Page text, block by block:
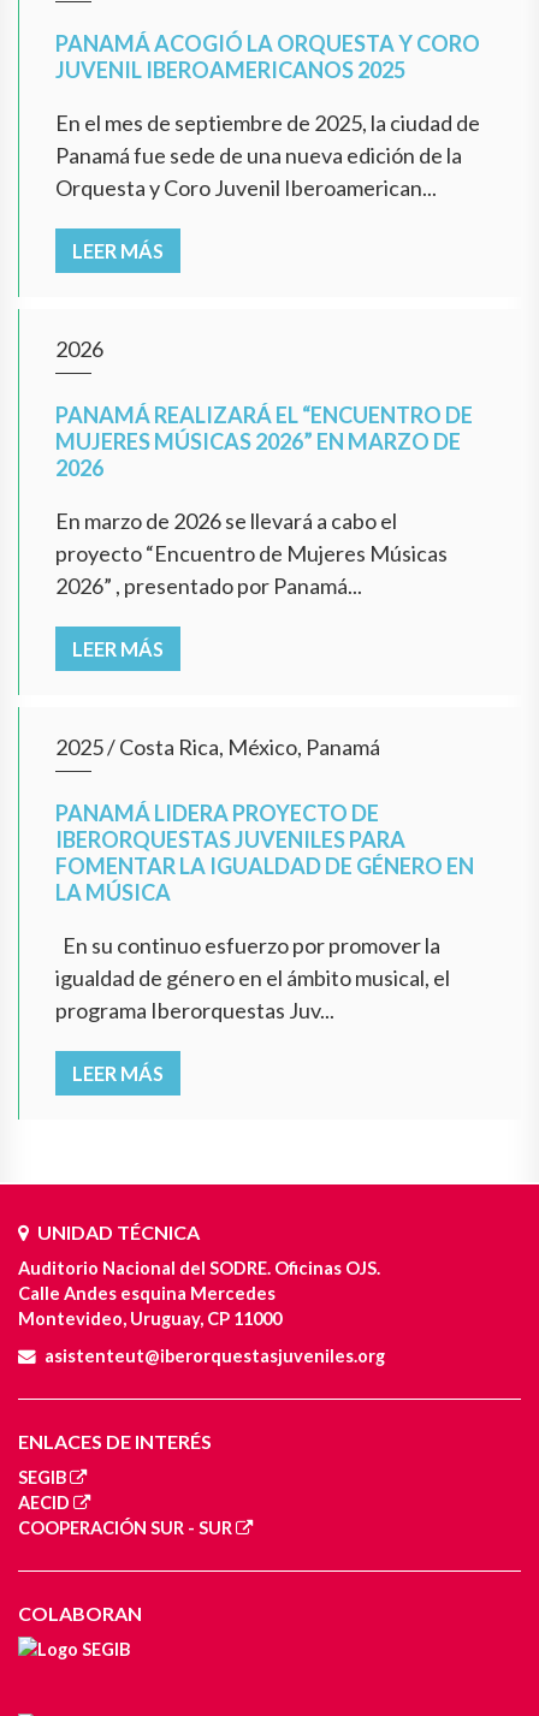
PANAMÁ ACOGIÓ LA ORQUESTA Y CORO
JUVENIL IBEROAMERICANOS 2025
En el mes de septiembre de 2025, la ciudad de
Panamá fue sede de una nueva edición de la
Orquesta y Coro Juvenil Iberoamerican...
LEER MÁS
2026
PANAMÁ REALIZARÁ EL “ENCUENTRO DE
MUJERES MÚSICAS 2026” EN MARZO DE
2026
En marzo de 2026 se llevará a cabo el
proyecto “Encuentro de Mujeres Músicas
2026” , presentado por Panamá...
LEER MÁS
2025/Costa Rica, México, Panamá
PANAMÁ LIDERA PROYECTO DE
IBERORQUESTAS JUVENILES PARA
FOMENTAR LA IGUALDAD DE GÉNERO EN
LA MÚSICA
En su continuo esfuerzo por promover la
igualdad de género en el ámbito musical, el
programa Iberorquestas Juv...
LEER MÁS
UNIDAD TÉCNICA
Auditorio Nacional del SODRE. Oficinas OJS.
Calle Andes esquina Mercedes
Montevideo, Uruguay, CP 11000
asistenteut@iberorquestasjuveniles.org
ENLACES DE INTERÉS
SEGIB
AECID
COOPERACIÓN SUR - SUR
COLABORAN